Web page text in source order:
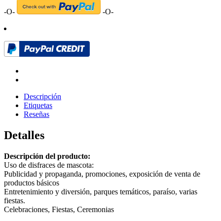
-O- -O-
Descripción
Etiquetas
Reseñas
Detalles
Descripción del producto:
Uso de disfraces de mascota:
Publicidad y propaganda, promociones, exposición de venta de
productos básicos
Entretenimiento y diversión, parques temáticos, paraíso, varias
fiestas.
Celebraciones, Fiestas, Ceremonias